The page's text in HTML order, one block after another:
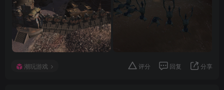
潮玩游戏 评分 回复 分享